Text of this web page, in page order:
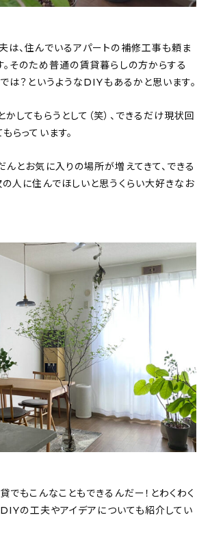
は、住んでいるアパートの補修工事も頼ま
そのため普通の賃貸暮らしの方からする
は？というようなDIYもあるかと思います。
してもらうとして（笑）、できるだけ現状回
らっています。
とお気に入りの場所が増えてきて、できる
人に住んでほしいと思うくらい大好きなお
でもこんなこともできるんだー！とわくわく
DIYの工夫やアイデアについても紹介してい